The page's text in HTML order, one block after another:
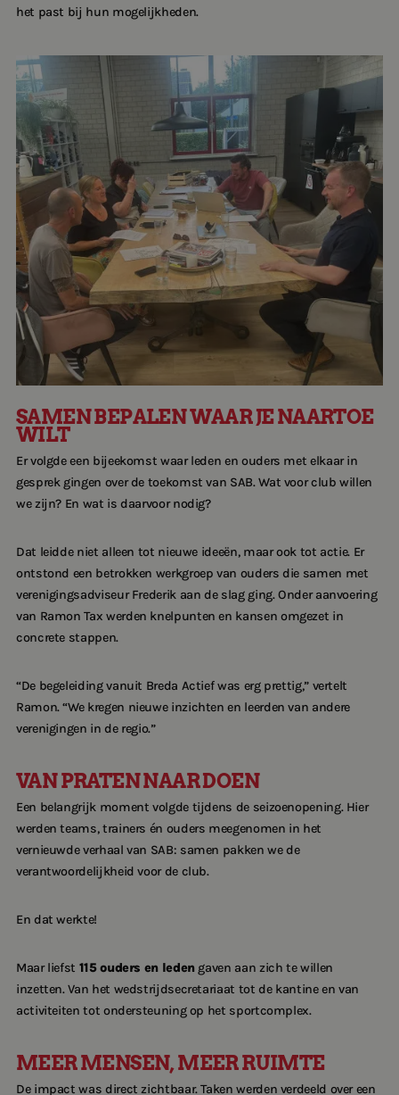
het past bij hun mogelijkheden.
SAMEN BEPALEN WAAR JE NAARTOE
WILT
Er volgde een bijeekomst waar leden en ouders met elkaar in
gesprek gingen over de toekomst van SAB. Wat voor club willen
we zijn? En wat is daarvoor nodig?
Dat leidde niet alleen tot nieuwe ideeën, maar ook tot actie. Er
ontstond een betrokken werkgroep van ouders die samen met
verenigingsadviseur Frederik aan de slag ging. Onder aanvoering
van Ramon Tax werden knelpunten en kansen omgezet in
concrete stappen.
“De begeleiding vanuit Breda Actief was erg prettig,” vertelt
Ramon. “We kregen nieuwe inzichten en leerden van andere
verenigingen in de regio.”
VAN PRATEN NAAR DOEN
Een belangrijk moment volgde tijdens de seizoenopening. Hier
werden teams, trainers én ouders meegenomen in het
vernieuwde verhaal van SAB: samen pakken we de
verantwoordelijkheid voor de club.
En dat werkte!
Maar liefst 115 ouders en ledengaven aan zich te willen
inzetten. Van het wedstrijdsecretariaat tot de kantine en van
activiteiten tot ondersteuning op het sportcomplex.
MEER MENSEN, MEER RUIMTE
De impact was direct zichtbaar. Taken werden verdeeld over een